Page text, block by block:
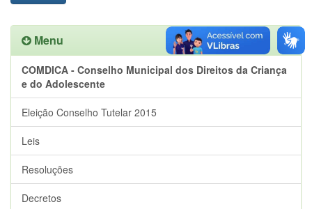
Menu
COMDICA - Conselho Municipal dos Direitos da Criança
e do Adolescente
Eleição Conselho Tutelar 2015
Leis
Resoluções
Decretos